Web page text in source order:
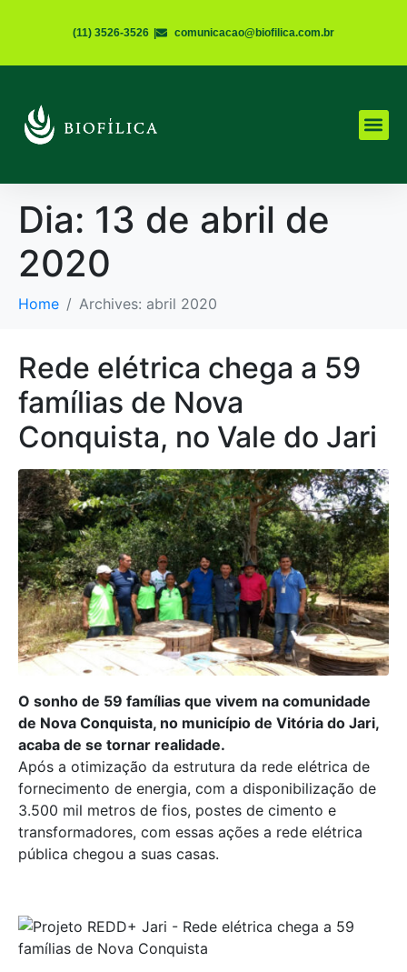
(11) 3526-3526 comunicacao@biofilica.com.br
Dia: 13 de abril de
2020
Home Archives: abril 2020
Rede elétrica chega a 59
famílias de Nova
Conquista, no Vale do Jari
O sonho de 59 famílias que vivem na comunidade
de Nova Conquista, no município de Vitória do Jari,
acaba de se tornar realidade.
Após a otimização da estrutura da rede elétrica de
fornecimento de energia, com a disponibilização de
3.500 mil metros de fios, postes de cimento e
transformadores, com essas ações a rede elétrica
pública chegou a suas casas.